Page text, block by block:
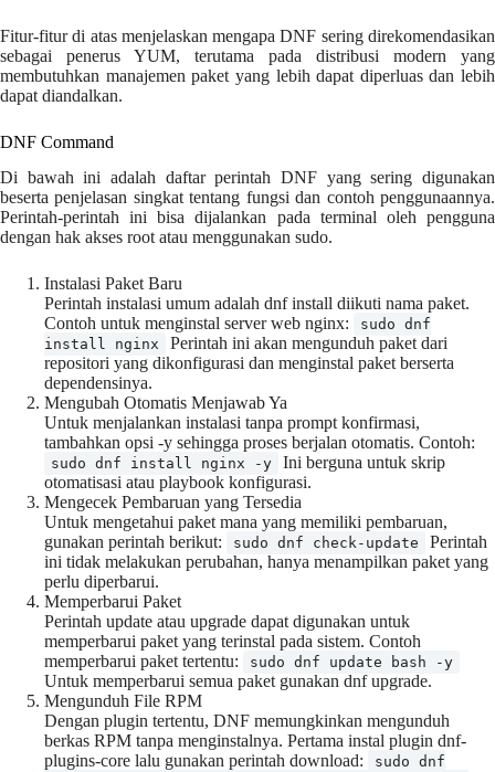
Fitur-fitur di atas menjelaskan mengapa DNF sering direkomendasikan
sebagai penerus YUM, terutama pada distribusi modern yang
membutuhkan manajemen paket yang lebih dapat diperluas dan lebih
dapat diandalkan.
DNF Command
Di bawah ini adalah daftar perintah DNF yang sering digunakan
beserta penjelasan singkat tentang fungsi dan contoh penggunaannya.
Perintah-perintah ini bisa dijalankan pada terminal oleh pengguna
dengan hak akses root atau menggunakan sudo.
Instalasi Paket Baru
Perintah instalasi umum adalah dnf install diikuti nama paket.
Contoh untuk menginstal server web nginx:
sudo dnf
install nginx
Perintah ini akan mengunduh paket dari
repositori yang dikonfigurasi dan menginstal paket berserta
dependensinya.
Mengubah Otomatis Menjawab Ya
Untuk menjalankan instalasi tanpa prompt konfirmasi,
tambahkan opsi -y sehingga proses berjalan otomatis. Contoh:
sudo dnf install nginx -y
Ini berguna untuk skrip
otomatisasi atau playbook konfigurasi.
Mengecek Pembaruan yang Tersedia
Untuk mengetahui paket mana yang memiliki pembaruan,
gunakan perintah berikut:
sudo dnf check-update
Perintah
ini tidak melakukan perubahan, hanya menampilkan paket yang
perlu diperbarui.
Memperbarui Paket
Perintah update atau upgrade dapat digunakan untuk
memperbarui paket yang terinstal pada sistem. Contoh
memperbarui paket tertentu:
sudo dnf update bash -y
Untuk memperbarui semua paket gunakan dnf upgrade.
Mengunduh File RPM
Dengan plugin tertentu, DNF memungkinkan mengunduh
berkas RPM tanpa menginstalnya. Pertama instal plugin dnf-
plugins-core lalu gunakan perintah download:
sudo dnf